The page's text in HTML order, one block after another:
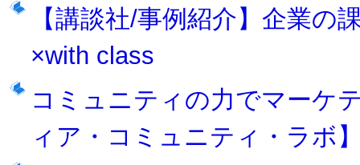
【講談社/事例紹介】企業の
×with class
コミュニティの力でマーケ
ィア・コミュニティ・ラボ